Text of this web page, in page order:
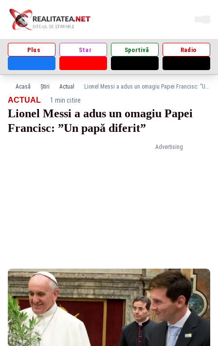
Plus Star Sportivă Radio
Acasă Știri Actual Lionel Messi a adus un omagiu Papei Francisc: ”Un papă diferit”
Advertising
ACTUAL· 1 min citire
Lionel Messi a adus un omagiu Papei
Francisc: ”Un papă diferit”